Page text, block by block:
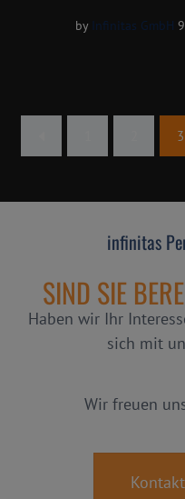
by Infinitas GmbH
3
infinitas
SIND SIE
Haben wir Ihr
sich mit
Wir freuen